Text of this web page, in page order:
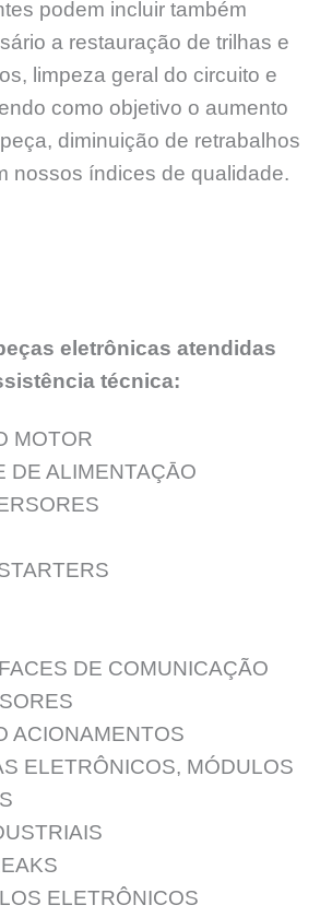
podem incluir também
a restauração de trilhas e
limpeza geral do circuito e
como objetivo o aumento
diminuição de retrabalhos
nossos índices de qualidade.
eletrônicas atendidas
técnica:
MOTOR
DE ALIMENTAÇĀO
DE COMUNICAÇÃO
ACIONAMENTOS
ELETRÔNICOS, MÓDULOS
ELETRÔNICOS